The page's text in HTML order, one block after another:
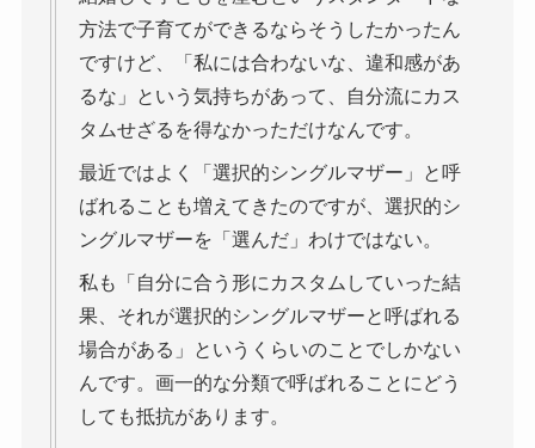
方法で子育てができるならそうしたかったん
ですけど、「私には合わないな、違和感があ
るな」という気持ちがあって、自分流にカス
タムせざるを得なかっただけなんです。
最近ではよく「選択的シングルマザー」と呼
ばれることも増えてきたのですが、選択的シ
ングルマザーを「選んだ」わけではない。
私も「自分に合う形にカスタムしていった結
果、それが選択的シングルマザーと呼ばれる
場合がある」というくらいのことでしかない
んです。画一的な分類で呼ばれることにどう
しても抵抗があります。